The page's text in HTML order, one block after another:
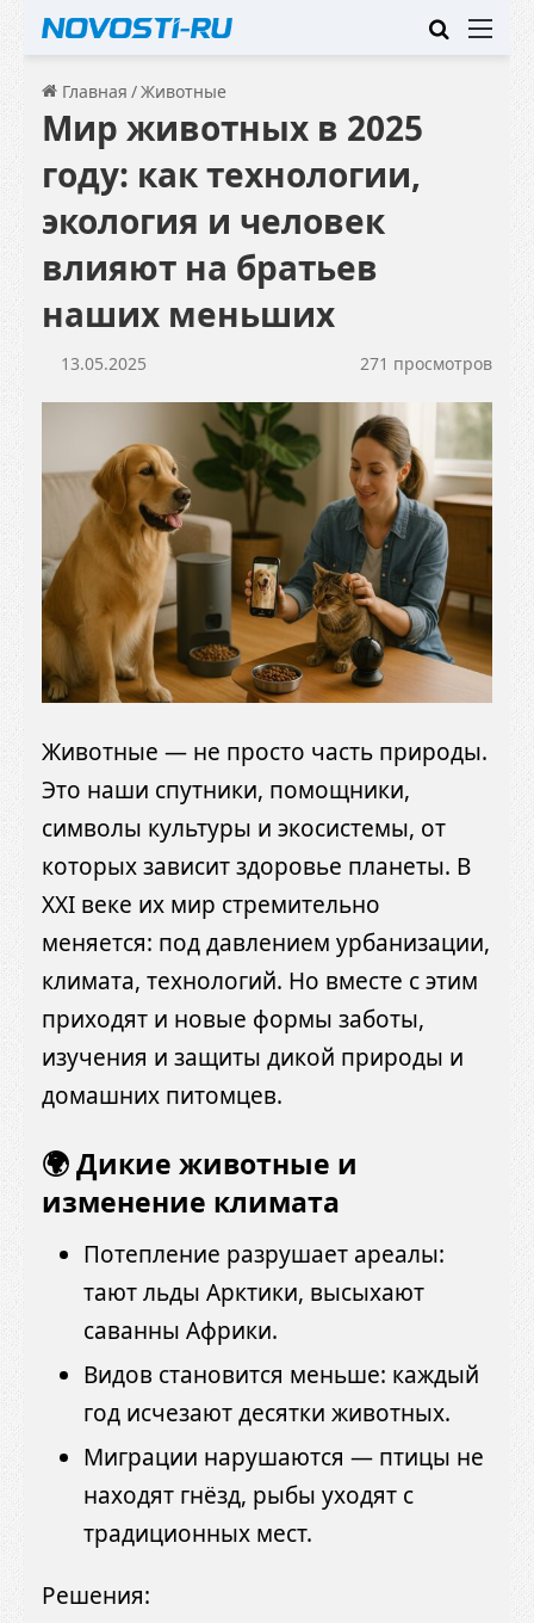
Искать
Главная /Животные
Мир животных в 2025
году: как технологии,
экология и человек
влияют на братьев
наших меньших
13.05.2025 271 просмотров
Животные — не просто часть природы.
Это наши спутники, помощники,
символы культуры и экосистемы, от
которых зависит здоровье планеты. В
XXI веке их мир стремительно
меняется: под давлением урбанизации,
климата, технологий. Но вместе с этим
приходят и новые формы заботы,
изучения и защиты дикой природы и
домашних питомцев.
🌍 Дикие животные и
изменение климата
Потепление разрушает ареалы:
тают льды Арктики, высыхают
саванны Африки.
Видов становится меньше: каждый
год исчезают десятки животных.
Миграции нарушаются — птицы не
находят гнёзд, рыбы уходят с
традиционных мест.
Решения: